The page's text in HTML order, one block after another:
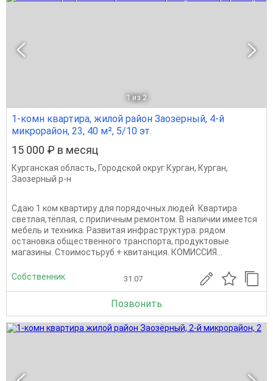
1 из 2
1-комн квартира, жилой район Заозёрный, 4-й
микрорайон, 23, 40 м², 5/10 эт.
15 000 ₽ в месяц
Курганская область, Городской округ Курган, Курган,
Заозерный р-н
Сдаю 1 ком квартиру для порядочных людей. Квартира
светлая,тёплая, с приличным ремонтом. В наличии имеется
мебель и техника. Развитая инфраструктура: рядом
остановка общественного транспорта, продуктовые
магазины. Стоимостьруб + квитанция. КОМИССИЯ...
Собственник 31.07
Позвонить